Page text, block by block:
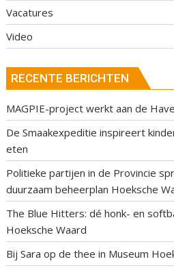
Vacatures
Video
RECENTE BERICHTEN
MAGPIE-project werkt aan de
De Smaakexpeditie inspireert
eten
Politieke partijen in de Provincie
duurzaam beheerplan Hoeksche
The Blue Hitters: dé honk- en
Hoeksche Waard
Bij Sara op de thee in Museum